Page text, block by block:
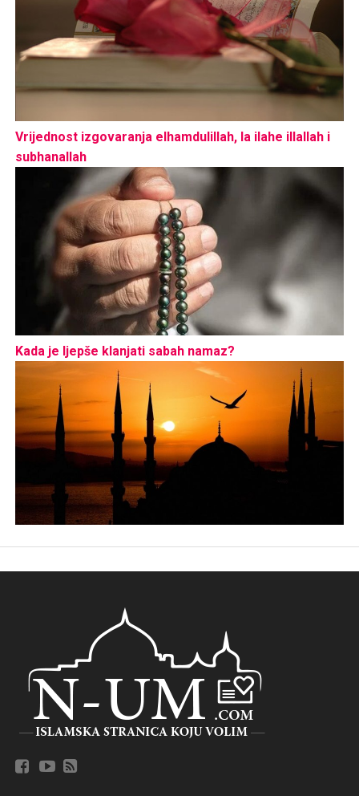
Vrijednost izgovaranja elhamdulillah, la ilahe illallah i
subhanallah
Kada je ljepše klanjati sabah namaz?